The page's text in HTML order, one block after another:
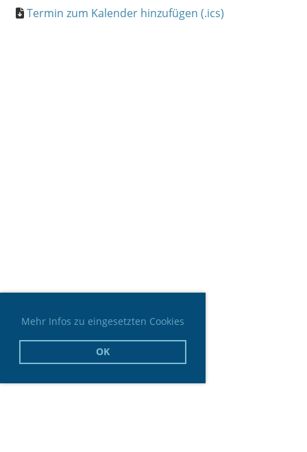
Mehr Infos zu eingesetzten Cookies
OK
Termin zum Kalender hinzufügen (.ics)